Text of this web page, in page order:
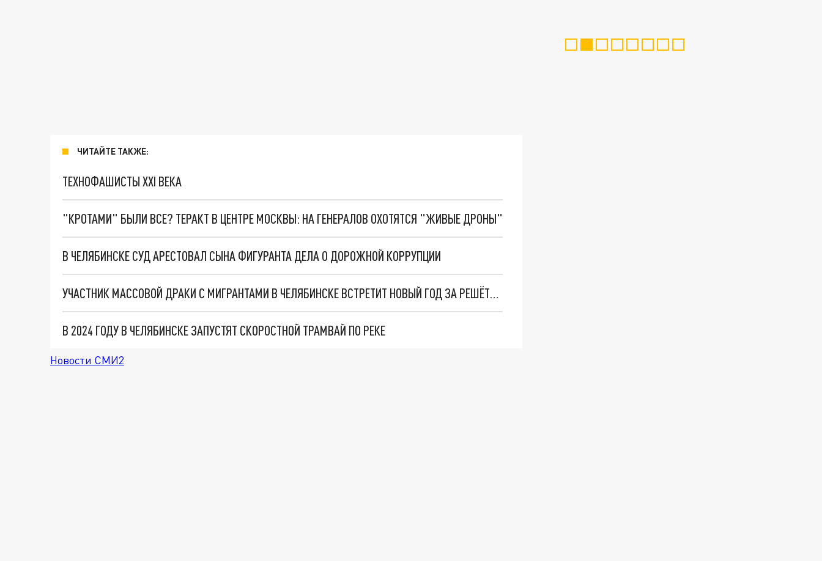
ЧИТАЙТЕ ТАКЖЕ:
ТЕХНОФАШИСТЫ XXI ВЕКА
"КРОТАМИ" БЫЛИ ВСЕ? ТЕРАКТ В ЦЕНТРЕ МОСКВЫ: НА ГЕНЕРАЛОВ ОХОТЯТСЯ "ЖИВЫЕ ДРОНЫ"
В ЧЕЛЯБИНСКЕ СУД АРЕСТОВАЛ СЫНА ФИГУРАНТА ДЕЛА О ДОРОЖНОЙ КОРРУПЦИИ
УЧАСТНИК МАССОВОЙ ДРАКИ С МИГРАНТАМИ В ЧЕЛЯБИНСКЕ ВСТРЕТИТ НОВЫЙ ГОД ЗА РЕШЁТКОЙ
В 2024 ГОДУ В ЧЕЛЯБИНСКЕ ЗАПУСТЯТ СКОРОСТНОЙ ТРАМВАЙ ПО РЕКЕ
Новости СМИ2